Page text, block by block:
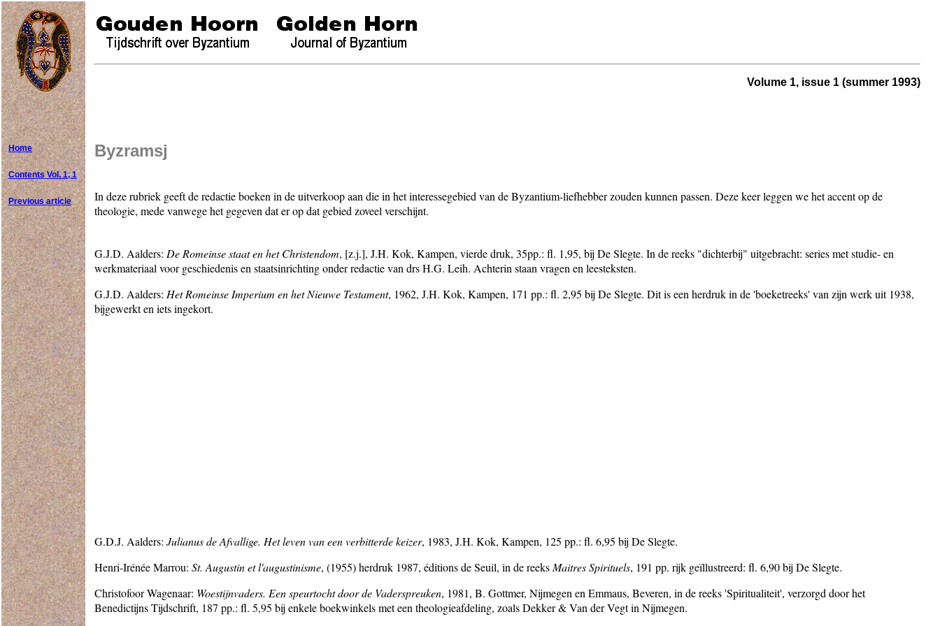
Home
Contents Vol. 1, 1
Previous article
Volume 1, issue 1 (summer 1993)
Byzramsj
In deze rubriek geeft de redactie boeken in de uitverkoop aan die in het interessegebied van de Byzantium-liefhebber zouden kunnen passen. Deze keer leggen we het accent op de
theologie, mede vanwege het gegeven dat er op dat gebied zoveel verschijnt.
G.J.D. Aalders: De Romeinse staat en het Christendom, [z.j.], J.H. Kok, Kampen, vierde druk, 35pp.: fl. 1,95, bij De Slegte. In de reeks "dichterbij" uitgebracht: series met studie- en
werkmateriaal voor geschiedenis en staatsinrichting onder redactie van drs H.G. Leih. Achterin staan vragen en leesteksten.
G.J.D. Aalders: Het Romeinse Imperium en het Nieuwe Testament, 1962, J.H. Kok, Kampen, 171 pp.: fl. 2,95 bij De Slegte. Dit is een herdruk in de 'boeketreeks' van zijn werk uit 1938,
bijgewerkt en iets ingekort.
G.D.J. Aalders: Julianus de Afvallige. Het leven van een verbitterde keizer, 1983, J.H. Kok, Kampen, 125 pp.: fl. 6,95 bij De Slegte.
Henri-Irénée Marrou: St. Augustin et l'augustinisme, (1955) herdruk 1987, éditions de Seuil, in de reeks Maitres Spirituels, 191 pp. rijk geïllustreerd: fl. 6,90 bij De Slegte.
Christofoor Wagenaar: Woestijnvaders. Een speurtocht door de Vaderspreuken, 1981, B. Gottmer, Nijmegen en Emmaus, Beveren, in de reeks 'Spiritualiteit', verzorgd door het
Benedictijns Tijdschrift, 187 pp.: fl. 5,95 bij enkele boekwinkels met een theologieafdeling, zoals Dekker & Van der Vegt in Nijmegen.